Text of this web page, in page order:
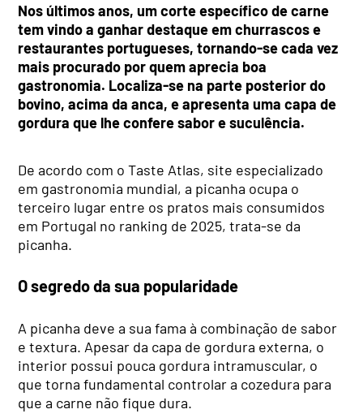
Nos últimos anos, um corte específico de carne
tem vindo a ganhar destaque em churrascos e
restaurantes portugueses, tornando-se cada vez
mais procurado por quem aprecia boa
gastronomia. Localiza-se na parte posterior do
bovino, acima da anca, e apresenta uma capa de
gordura que lhe confere sabor e suculência.
De acordo com o Taste Atlas, site especializado
em gastronomia mundial, a picanha ocupa o
terceiro lugar entre os pratos mais consumidos
em Portugal no ranking de 2025, trata-se da
picanha.
O segredo da sua popularidade
A picanha deve a sua fama à combinação de sabor
e textura. Apesar da capa de gordura externa, o
interior possui pouca gordura intramuscular, o
que torna fundamental controlar a cozedura para
que a carne não fique dura.